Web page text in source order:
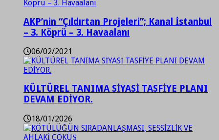
AKP’nin “Çıldırtan Projeleri”; Kanal İstanbul
– 3. Köprü – 3. Havaalanı
06/02/2021
KÜLTÜREL TANIMA SİYASİ TASFİYE PLANI
DEVAM EDİYOR.
18/01/2026